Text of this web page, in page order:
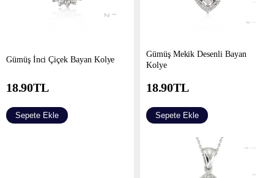
Gümüş İnci Çiçek Bayan Kolye
18.90TL
Sepete Ekle
Gümüş Mekik Desenli Bayan
Kolye
18.90TL
Sepete Ekle